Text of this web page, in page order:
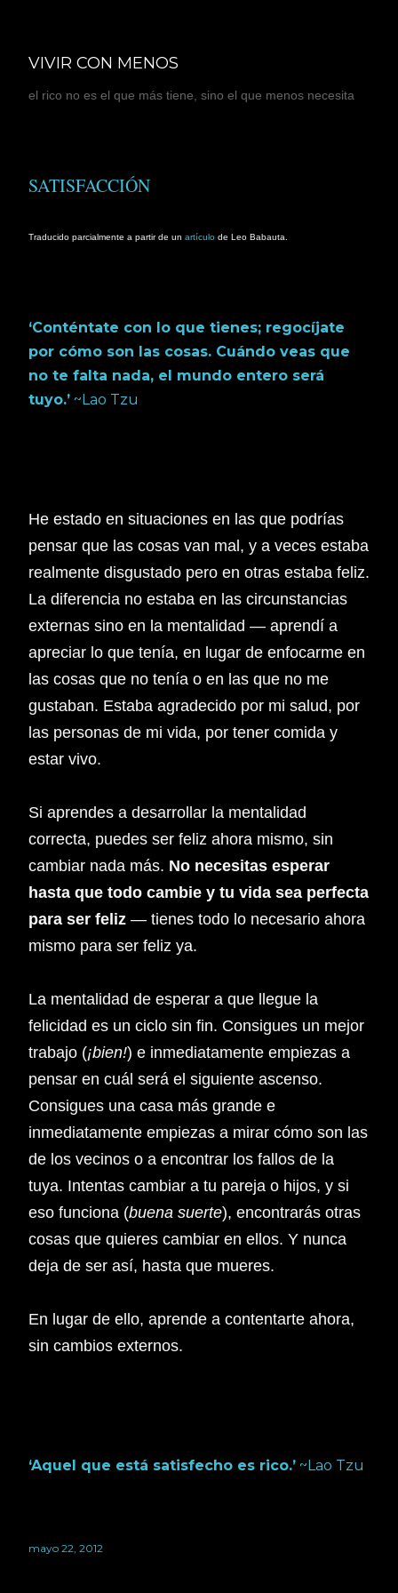
VIVIR CON MENOS
el rico no es el que más tiene, sino el que menos necesita
SATISFACCIÓN
Traducido parcialmente a partir de un artículo de Leo Babauta.
‘Conténtate con lo que tienes; regocíjate
por cómo son las cosas. Cuándo veas que
no te falta nada, el mundo entero será
tuyo.’ ~Lao Tzu
He estado en situaciones en las que podrías
pensar que las cosas van mal, y a veces estaba
realmente disgustado pero en otras estaba feliz.
La diferencia no estaba en las circunstancias
externas sino en la mentalidad — aprendí a
apreciar lo que tenía, en lugar de enfocarme en
las cosas que no tenía o en las que no me
gustaban. Estaba agradecido por mi salud, por
las personas de mi vida, por tener comida y
estar vivo.
Si aprendes a desarrollar la mentalidad
correcta, puedes ser feliz ahora mismo, sin
cambiar nada más. No necesitas esperar
hasta que todo cambie y tu vida sea perfecta
para ser feliz — tienes todo lo necesario ahora
mismo para ser feliz ya.
La mentalidad de esperar a que llegue la
felicidad es un ciclo sin fin. Consigues un mejor
trabajo (¡bien!) e inmediatamente empiezas a
pensar en cuál será el siguiente ascenso.
Consigues una casa más grande e
inmediatamente empiezas a mirar cómo son las
de los vecinos o a encontrar los fallos de la
tuya. Intentas cambiar a tu pareja o hijos, y si
eso funciona (buena suerte), encontrarás otras
cosas que quieres cambiar en ellos. Y nunca
deja de ser así, hasta que mueres.
En lugar de ello, aprende a contentarte ahora,
sin cambios externos.
‘Aquel que está satisfecho es rico.’ ~Lao Tzu
mayo 22, 2012